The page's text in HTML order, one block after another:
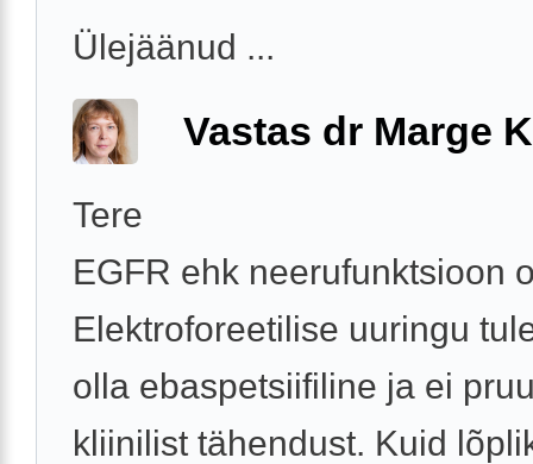
Ülejäänud ...
Vastas dr Marge
Tere
EGFR ehk neerufunktsioon
Elektroforeetilise uuringu
olla ebaspetsiifiline ja ei
kliinilist tähendust. Kuid